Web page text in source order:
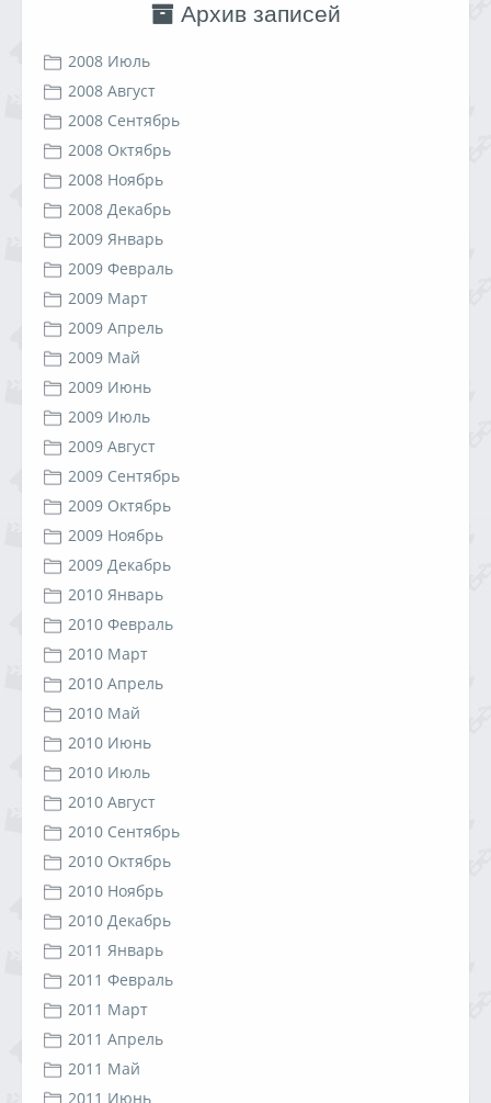
Архив записей
2008 Июль
2008 Август
2008 Сентябрь
2008 Октябрь
2008 Ноябрь
2008 Декабрь
2009 Январь
2009 Февраль
2009 Март
2009 Апрель
2009 Май
2009 Июнь
2009 Июль
2009 Август
2009 Сентябрь
2009 Октябрь
2009 Ноябрь
2009 Декабрь
2010 Январь
2010 Февраль
2010 Март
2010 Апрель
2010 Май
2010 Июнь
2010 Июль
2010 Август
2010 Сентябрь
2010 Октябрь
2010 Ноябрь
2010 Декабрь
2011 Январь
2011 Февраль
2011 Март
2011 Апрель
2011 Май
2011 Июнь